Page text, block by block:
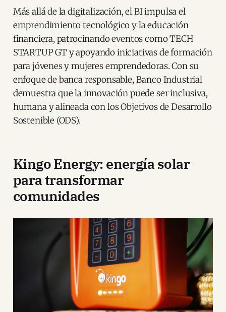
Más allá de la digitalización, el BI impulsa el
emprendimiento tecnológico y la educación
financiera, patrocinando eventos como TECH
STARTUP GT y apoyando iniciativas de formación
para jóvenes y mujeres emprendedoras. Con su
enfoque de banca responsable, Banco Industrial
demuestra que la innovación puede ser inclusiva,
humana y alineada con los Objetivos de Desarrollo
Sostenible (ODS).
Kingo Energy: energía solar
para transformar
comunidades